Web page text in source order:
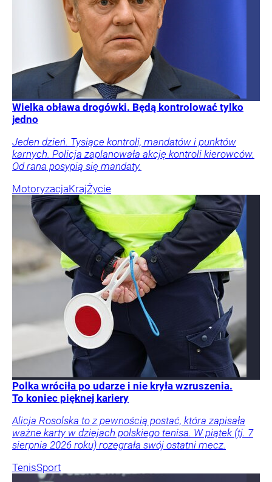
Wielka obława drogówki. Będą kontrolować tylko
jedno
Jeden dzień. Tysiące kontroli, mandatów i punktów
karnych. Policja zaplanowała akcję kontroli kierowców.
Od rana posypią się mandaty.
MotoryzacjaKrajŻycie
Polka wróciła po udarze i nie kryła wzruszenia.
To koniec pięknej kariery
Alicja Rosolska to z pewnością postać, która zapisała
ważne karty w dziejach polskiego tenisa. W piątek (tj. 7
sierpnia 2026 roku) rozegrała swój ostatni mecz.
TenisSport